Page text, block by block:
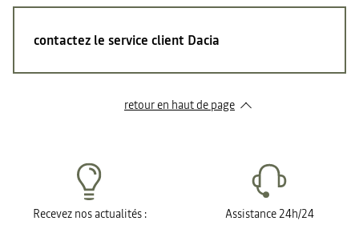
contactez le service client Dacia
retour en haut de page​
Recevez nos actualités : Assistance 24h/24